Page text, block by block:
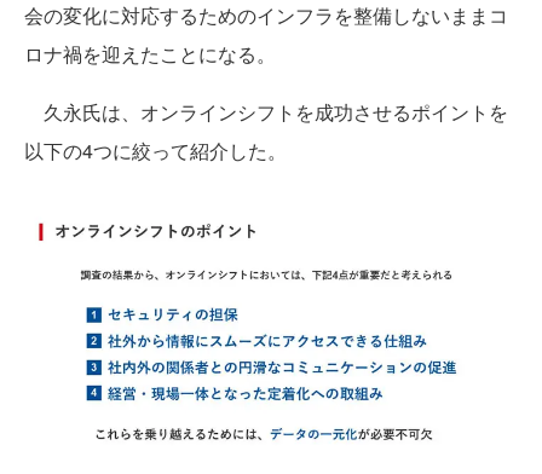
会の変化に対応するためのインフラを整備しないままコ
ロナ禍を迎えたことになる。
久永氏は、オンラインシフトを成功させるポイントを
以下の4つに絞って紹介した。